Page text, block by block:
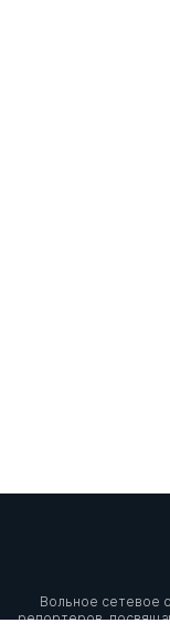
Вольное сетевое
репортеров,